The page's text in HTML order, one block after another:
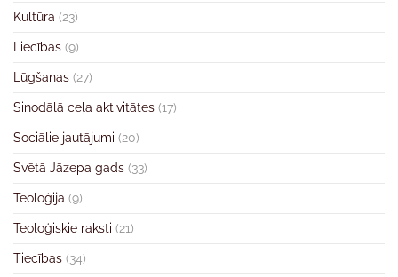
Kultūra (23)
Liecības (9)
Lūgšanas (27)
Sinodālā ceļa aktivitātes (17)
Sociālie jautājumi (20)
Svētā Jāzepa gads (33)
Teoloģija (9)
Teoloģiskie raksti (21)
Tiecības (34)